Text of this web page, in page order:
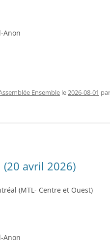
Ensemble le2026-08-01 par
(20 avril 2026)
(MTL- Centre et Ouest)